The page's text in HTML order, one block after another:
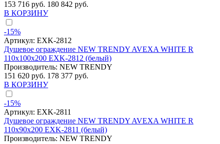
153 716 руб. 180 842 руб.
В КОРЗИНУ
-15%
Артикул: EXK-2812
Душевое ограждение NEW TRENDY AVEXA WHITE R
110x100x200 EXK-2812 (белый)
Производитель: NEW TRENDY
151 620 руб. 178 377 руб.
В КОРЗИНУ
-15%
Артикул: EXK-2811
Душевое ограждение NEW TRENDY AVEXA WHITE R
110x90x200 EXK-2811 (белый)
Производитель: NEW TRENDY